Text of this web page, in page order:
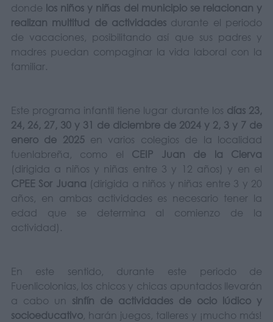
donde los niños y niñas del municipio se relacionan y
realizan multitud de actividades durante el periodo
de vacaciones, posibilitando así que sus padres y
madres puedan compaginar la vida laboral con la
familiar.
Este programa infantil tiene lugar durante los días 23,
24, 26, 27, 30 y 31 de diciembre de 2024 y 2, 3 y 7 de
enero de 2025en varios colegios de la localidad
fuenlabreña, como el CEIP Juan de la Cierva
(dirigida a niños y niñas entre 3 y 12 años) y en el
CPEE Sor Juana (dirigida a niños y niñas entre 3 y 20
años, en ambas actividades es necesario tener la
edad que se determina al comienzo de la
actividad).
En este sentido, durante este periodo de
Fuenlicolonias, los chicos y chicas apuntados llevarán
a cabo un sinfín de actividades de ocio lúdico y
socioeducativo, harán juegos, talleres y ¡mucho más!